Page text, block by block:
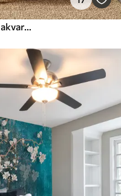
Skogssti blant majestetiske trær i akvarellstil